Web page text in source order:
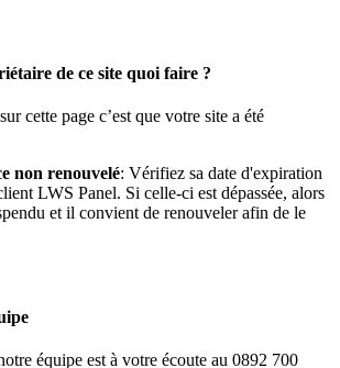
de ce site quoi faire ?
cette page c’est que votre site a été
non renouvelé: Vérifiez sa date d'expiration
LWS Panel. Si celle-ci est dépassée, alors
et il convient de renouveler afin de le
équipe est à votre écoute au 0892 700